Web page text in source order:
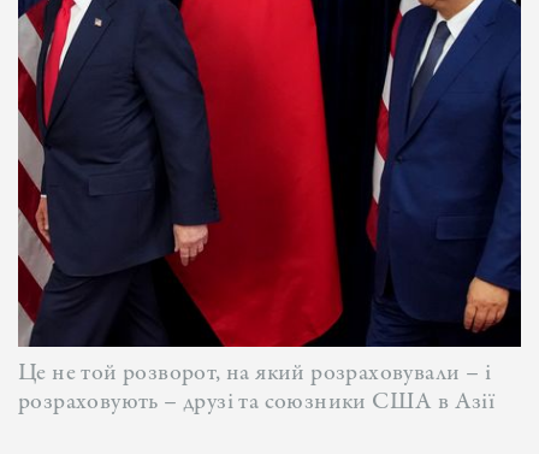
Це не той розворот, на який розраховували – і
розраховують – друзі та союзники США в Азії